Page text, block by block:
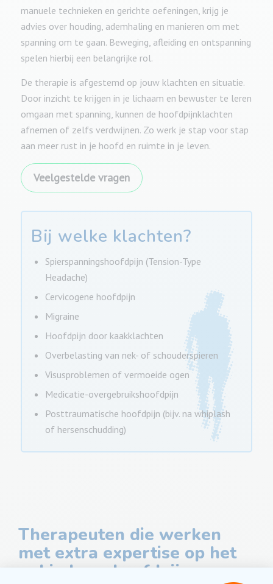
manuele technieken en gerichte oefeningen, krijg je
advies over houding, ademhaling en manieren om met
spanning om te gaan. Beweging, afleiding en ontspanning
spelen hierbij een belangrijke rol.
De therapie is afgestemd op jouw klachten en situatie.
Door inzicht te krijgen in je lichaam en bewuster te leren
omgaan met spanning, kunnen de hoofdpijnklachten
afnemen of zelfs verdwijnen. Zo werk je stap voor stap
aan meer rust in je hoofd en ruimte in je leven.
Veelgestelde vragen
Bij welke klachten?
Spierspanningshoofdpijn (Tension-Type
Headache)
Cervicogene hoofdpijn
Migraine
Hoofdpijn door kaakklachten
Overbelasting van nek- of schouderspieren
Visusproblemen of vermoeide ogen
Medicatie-overgebruikshoofdpijn
Posttraumatische hoofdpijn (bijv. na whiplash
of hersenschudding)
Therapeuten die werken
met extra expertise op het
gebied van hoofdpijn